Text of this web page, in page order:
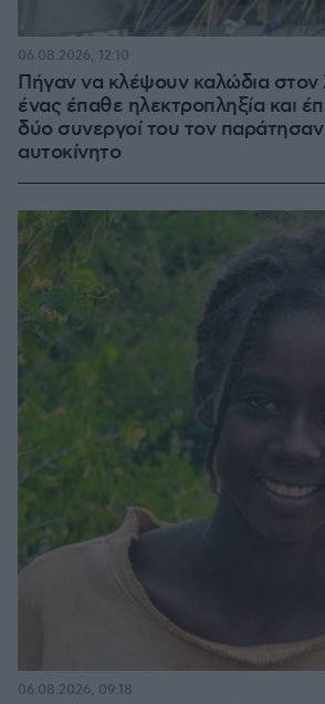
Πήγαν να κλέψουν καλώδια στον
ένας έπαθε ηλεκτροπληξία και
δύο συνεργοί του τον
αυτοκίνητο
06.08.2026, 12:10
06.08.2026, 09:18